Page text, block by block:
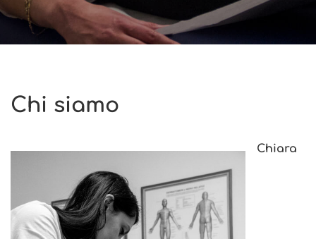
Chi siamo
Chiara